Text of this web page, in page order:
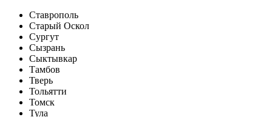
Ставрополь
Старый Оскол
Сургут
Сызрань
Сыктывкар
Тамбов
Тверь
Тольятти
Томск
Тула